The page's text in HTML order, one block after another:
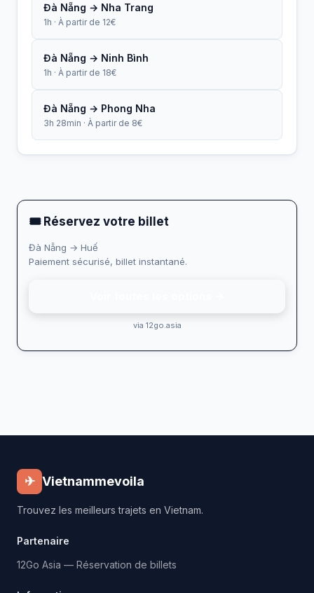
Đà Nẵng → Nha Trang
1h · À partir de 12€
Đà Nẵng → Ninh Bình
1h · À partir de 18€
Đà Nẵng → Phong Nha
3h 28min · À partir de 8€
🎟 Réservez votre billet
Đà Nẵng → Huế
Paiement sécurisé, billet instantané.
via 12go.asia
✈ Vietnammevoila
Trouvez les meilleurs trajets en Vietnam.
Partenaire
12Go Asia — Réservation de billets